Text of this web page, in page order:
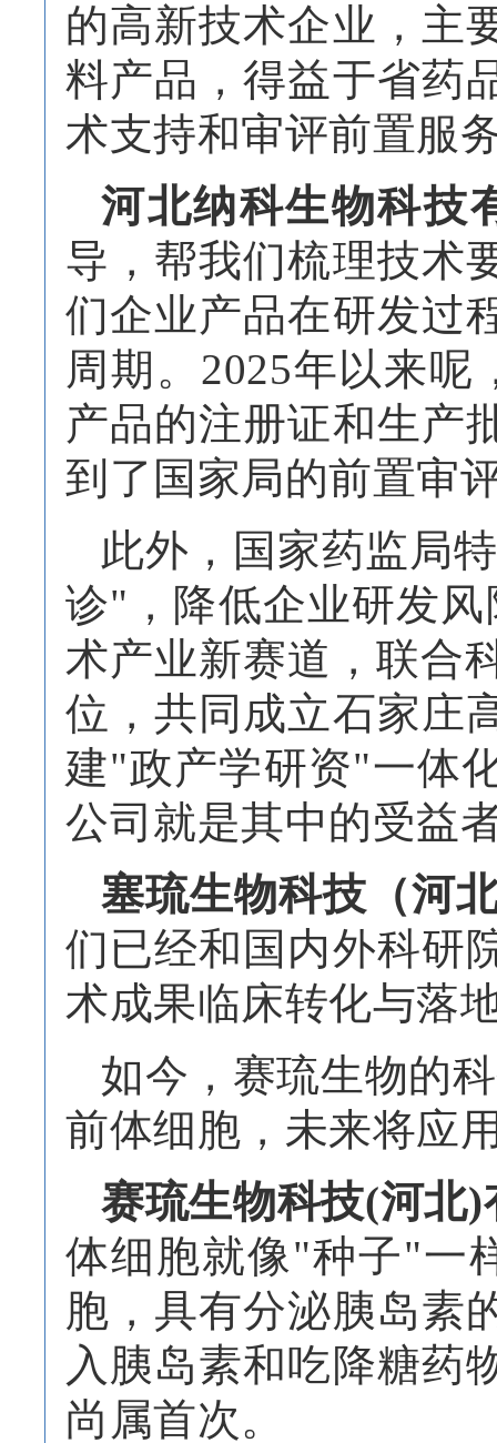
的高新技术企业，主
料产品，得益于省药
术支持和审评前置服
河北纳科生物科技
导，帮我们梳理技术
们企业产品在研发过
周期。 2025年以来呢
产品的注册证和生产
到了国家局的前置审
此外，国家药监局
诊"，降低企业研发
术产业新赛道，联合
位，共同成立石家庄
建"政产学研资"一体
公司就是其中的受益
塞琉生物科技（河
们已经和国内外科研
术成果临床转化与落
如今，赛琉生物的
前体细胞，未来将应
赛琉生物科技(河北)
体细胞就像"种子"一
胞，具有分泌胰岛素
入胰岛素和吃降糖药
尚属首次。